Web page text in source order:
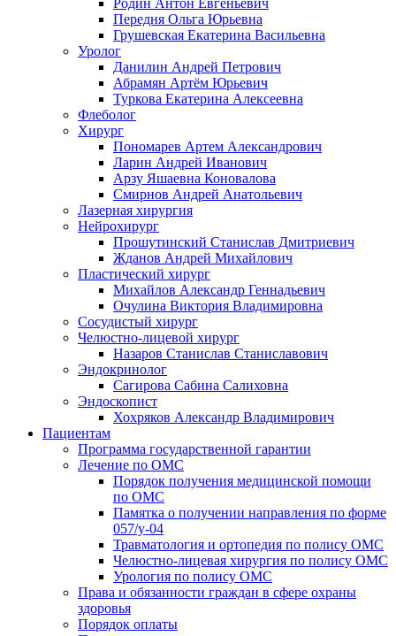
Родин Антон Евгеньевич
Передня Ольга Юрьевна
Грушевская Екатерина Васильевна
Уролог
Данилин Андрей Петрович
Абрамян Артём Юрьевич
Туркова Екатерина Алексеевна
Флеболог
Хирург
Пономарев Артем Александрович
Ларин Андрей Иванович
Арзу Яшаевна Коновалова
Смирнов Андрей Анатольевич
Лазерная хирургия
Нейрохирург
Прошутинский Станислав Дмитриевич
Жданов Андрей Михайлович
Пластический хирург
Михайлов Александр Геннадьевич
Очулина Виктория Владимировна
Сосудистый хирург
Челюстно-лицевой хирург
Назаров Станислав Станиславович
Эндокринолог
Сагирова Сабина Салиховна
Эндоскопист
Хохряков Александр Владимирович
Пациентам
Программа государственной гарантии
Лечение по ОМС
Порядок получения медицинской помощи
по ОМС
Памятка о получении направления по форме
057/у-04
Травматология и ортопедия по полису ОМС
Челюстно-лицевая хирургия по полису ОМС
Урология по полису ОМС
Права и обязанности граждан в сфере охраны
здоровья
Порядок оплаты